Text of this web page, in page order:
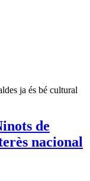
ja és bé cultural
de
nacional